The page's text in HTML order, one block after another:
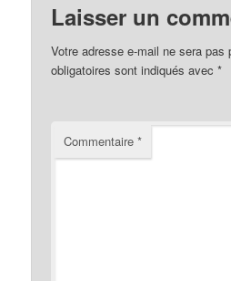
Laisser un
Votre adresse e-mail ne sera pas
obligatoires sont indiqués avec*
Commentaire*